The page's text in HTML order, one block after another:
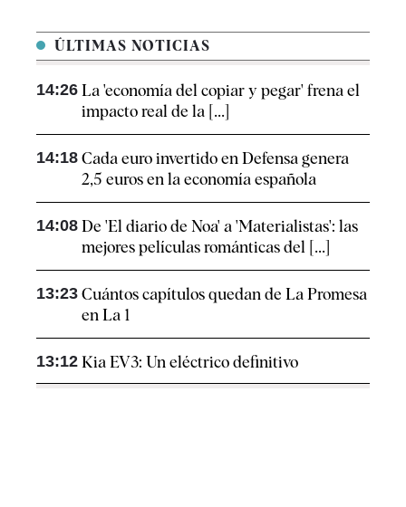
ÚLTIMAS NOTICIAS
14:26 La 'economía del copiar y pegar' frena el
impacto real de la [...]
14:18 Cada euro invertido en Defensa genera
2,5 euros en la economía española
14:08 De 'El diario de Noa' a 'Materialistas': las
mejores películas románticas del [...]
13:23 Cuántos capítulos quedan de La Promesa
en La 1
13:12 Kia EV3: Un eléctrico definitivo